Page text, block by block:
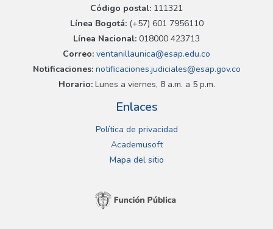
Código postal: 111321
Línea Bogotá:(+57) 601 7956110
Línea Nacional: 018000 423713
Correo: ventanillaunica@esap.edu.co
Notificaciones:notificaciones.judiciales@esap.gov.co
Horario:Lunes a viernes, 8 a.m. a 5 p.m.
Enlaces
Política de privacidad
Academusoft
Mapa del sitio